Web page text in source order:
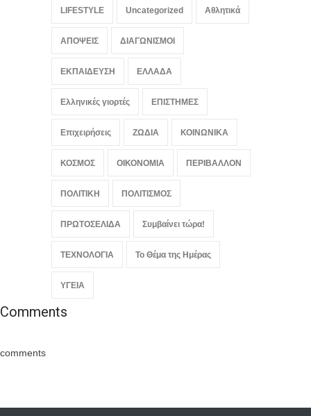
με αναβαθμισμένο HDR
LIFESTYLE Uncategorized Αθλητικά
ΑΠΟΨΕΙΣ ΔΙΑΓΩΝΙΣΜΟΙ
ΕΚΠΑΙΔΕΥΣΗ ΕΛΛΑΔΑ
Ελληνικές γιορτές ΕΠΙΣΤΗΜΕΣ
Επιχειρήσεις ΖΩΔΙΑ ΚΟΙΝΩΝΙΚΑ
ΚΟΣΜΟΣ ΟΙΚΟΝΟΜΙΑ ΠΕΡΙΒΑΛΛΟΝ
ΠΟΛΙΤΙΚΗ ΠΟΛΙΤΙΣΜΟΣ
ΠΡΩΤΟΣΕΛΙΔΑ Συμβαίνει τώρα!
ΤΕΧΝΟΛΟΓΙΑ Το Θέμα της Ημέρας
ΥΓΕΙΑ
Comments
comments